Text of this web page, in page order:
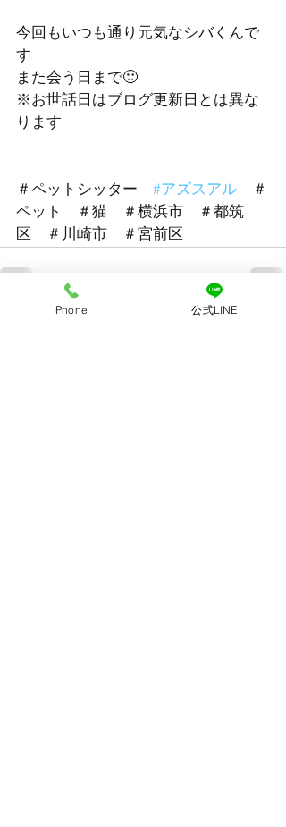
今回もいつも通り元気なシバくんで
す
また会う日まで🙂
※お世話日はブログ更新日とは異な
ります
＃ペットシッター #アズスアル ＃
ペット　＃猫　＃横浜市　＃都筑
区　＃川崎市　＃宮前区
すべて表示
Phone 公式LINE